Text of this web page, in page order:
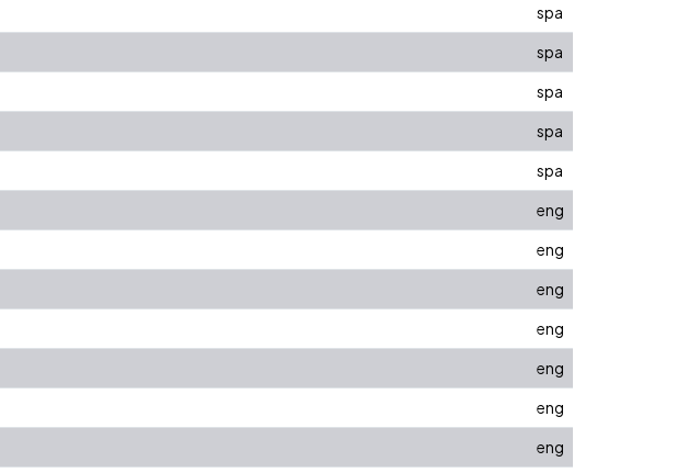
spa
spa
spa
spa
spa
eng
eng
eng
eng
eng
eng
eng